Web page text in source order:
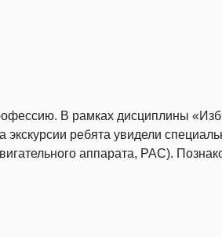
В рамках дисциплины
экскурсии ребята увидели
аппарата, РАС).